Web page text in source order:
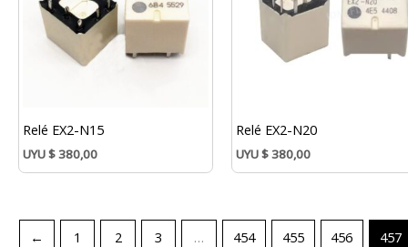
Relé EX2-N15
UYU$380,00
Relé EX2-N20
UYU$380,00
← 1 2 3 … 454 455 456 457